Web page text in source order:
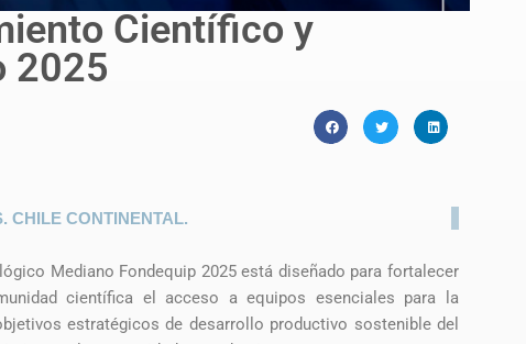
Científico y
2025
CHILE CONTINENTAL.
Mediano Fondequip 2025 está diseñado para fortalecer
científica el acceso a equipos esenciales para la
estratégicos de desarrollo productivo sostenible del